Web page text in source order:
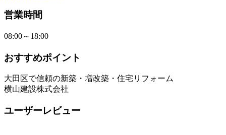
営業時間
08:00～18:00
おすすめポイント
大田区で信頼の新築・増改築・住宅リフォーム
横山建設株式会社
ユーザーレビュー